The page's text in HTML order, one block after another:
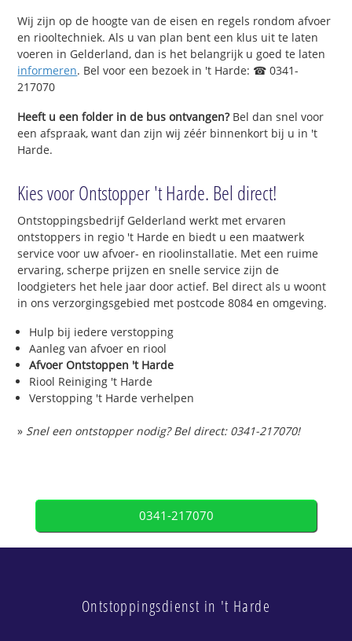
Wij zijn op de hoogte van de eisen en regels rondom afvoer
en riooltechniek. Als u van plan bent een klus uit te laten
voeren in Gelderland, dan is het belangrijk u goed te laten
informeren. Bel voor een bezoek in 't Harde: ☎ 0341-
217070
Heeft u een folder in de bus ontvangen?Bel dan snel voor
een afspraak, want dan zijn wij zéér binnenkort bij u in 't
Harde.
Kies voor Ontstopper 't Harde. Bel direct!
Ontstoppingsbedrijf Gelderland werkt met ervaren
ontstoppers in regio 't Harde en biedt u een maatwerk
service voor uw afvoer- en rioolinstallatie. Met een ruime
ervaring, scherpe prijzen en snelle service zijn de
loodgieters het hele jaar door actief. Bel direct als u woont
in ons verzorgingsgebied met postcode 8084 en omgeving.
Hulp bij iedere verstopping
Aanleg van afvoer en riool
Afvoer Ontstoppen 't Harde
Riool Reiniging 't Harde
Verstopping 't Harde verhelpen
» Snel een ontstopper nodig? Bel direct: 0341-217070!
0341-217070
Ontstoppingsdienst in 't Harde